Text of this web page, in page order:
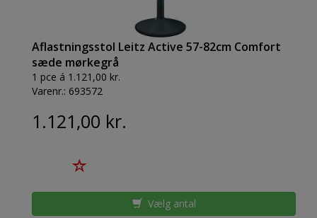
Aflastningsstol Leitz Active 57-82cm Comfort
sæde mørkegrå
1 pce á 1.121,00 kr.
Varenr.: 693572
1.121,00 kr.
Vælg antal